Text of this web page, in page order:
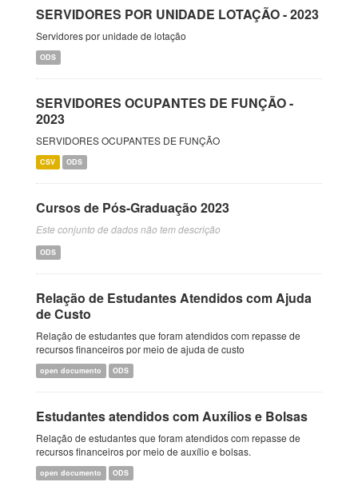
SERVIDORES POR UNIDADE LOTAÇÃO - 2023
Servidores por unidade de lotação
ODS
SERVIDORES OCUPANTES DE FUNÇÃO -
2023
SERVIDORES OCUPANTES DE FUNÇÃO
CSV ODS
Cursos de Pós-Graduação 2023
Este conjunto de dados não tem descrição
ODS
Relação de Estudantes Atendidos com Ajuda
de Custo
Relação de estudantes que foram atendidos com repasse de
recursos financeiros por meio de ajuda de custo
open documento ODS
Estudantes atendidos com Auxílios e Bolsas
Relação de estudantes que foram atendidos com repasse de
recursos financeiros por meio de auxílio e bolsas.
open documento ODS